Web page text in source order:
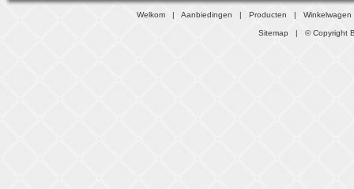
Welkom |Aanbiedingen |Producten |Winkelwagen
Sitemap | © Copyright